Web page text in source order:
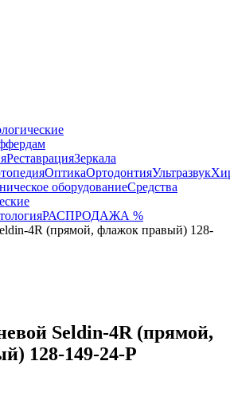
РеставрацияЗеркала
ОптикаОртодонтияУльтразвук
оборудованиеСредства
РАСПРОДАЖА %
4R (прямой, флажок правый) 128-
Seldin-4R (прямой,
128-149-24-P